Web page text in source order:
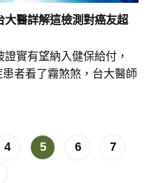
大醫詳解這檢測對癌友超
實有望納入健保給付，
者看了霧煞煞，台大醫師
4 5 6 7